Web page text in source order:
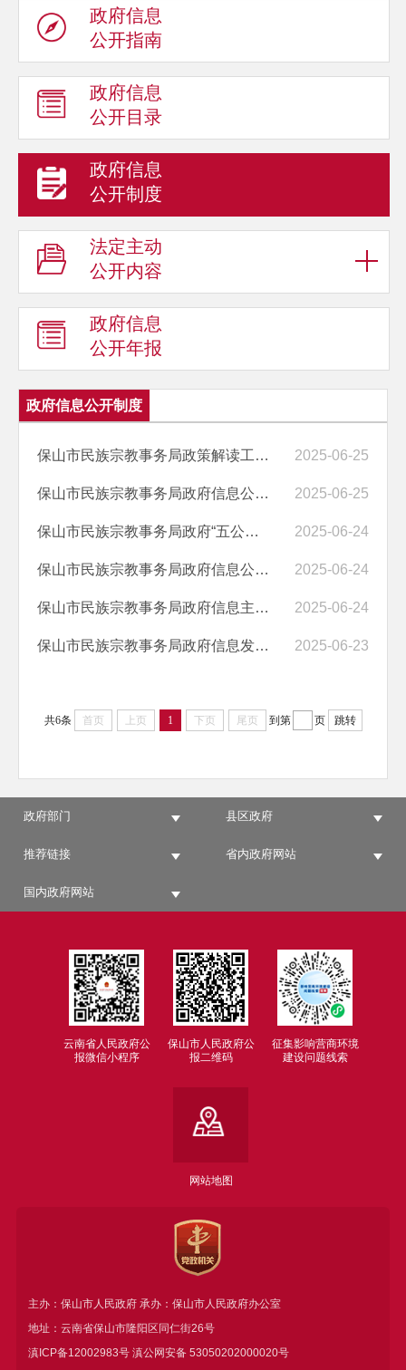
政府信息
公开指南
政府信息
公开目录
政府信息
公开制度
法定主动
公开内容
政府信息
公开年报
政府信息公开制度
保山市民族宗教事务局政策解读工作制度 2025-06-25
保山市民族宗教事务局政府信息公开保密审查制度 2025-06-25
保山市民族宗教事务局政府“五公开”制度 2025-06-24
保山市民族宗教事务局政府信息公开责任追究制度 2025-06-24
保山市民族宗教事务局政府信息主动公开制度 2025-06-24
保山市民族宗教事务局政府信息发布制度 2025-06-23
共6条 首页 上页 1 下页 尾页 到第 页 跳转
政府部门 县区政府
推荐链接 省内政府网站
国内政府网站
云南省人民政府公
报微信小程序
保山市人民政府公
报二维码
征集影响营商环境
建设问题线索
网站地图
主办：保山市人民政府 承办：保山市人民政府办公室
地址：云南省保山市隆阳区同仁街26号
滇ICP备12002983号滇公网安备 53050202000020号